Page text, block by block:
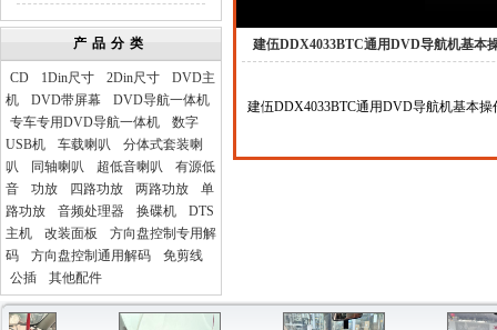
产品分类
CD 1Din尺寸 2Din尺寸
DVD主
机
DVD带屏幕
DVD导航一体机
专车专用DVD导航一体机
数字
USB机
车载喇叭
分体式套装喇
叭
同轴喇叭 超低音喇叭
有源低
音
功放 四路功放 两路功放
单
路功放
音频处理器 换碟机
DTS
主机
改装面板
方向盘控制专用解
码
方向盘控制通用解码
免剪线
公插
其他配件
建伍DDX4033BTC通用DVD导航机基本
建伍DDX4033BTC通用DVD导航机基本操